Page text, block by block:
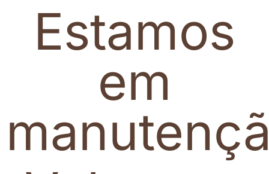
Estamos
em